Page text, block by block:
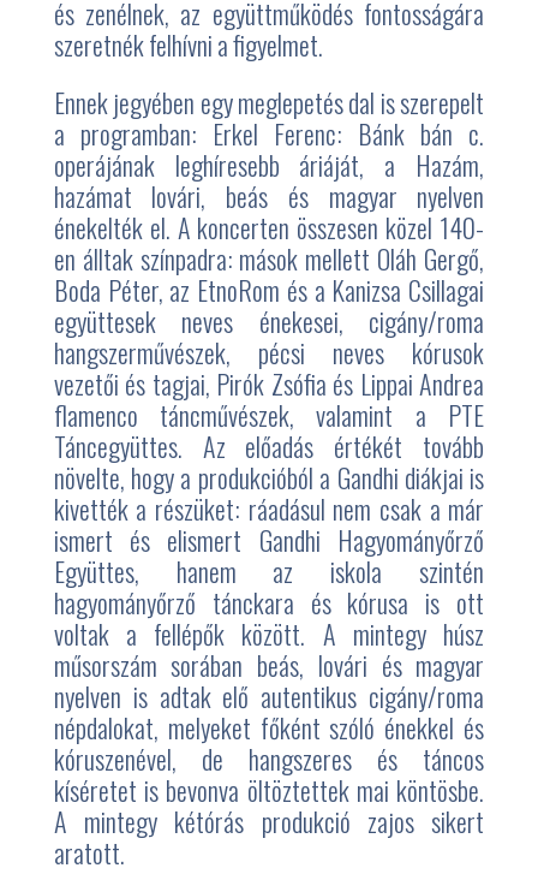
és zenélnek, az együttműködés fontosságára
szeretnék felhívni a figyelmet.
Ennek jegyében egy meglepetés dal is szerepelt
a programban: Erkel Ferenc: Bánk bán c.
operájának leghíresebb áriáját, a Hazám,
hazámat lovári, beás és magyar nyelven
énekelték el. A koncerten összesen közel 140-
en álltak színpadra: mások mellett Oláh Gergő,
Boda Péter, az EtnoRom és a Kanizsa Csillagai
együttesek neves énekesei, cigány/roma
hangszerművészek, pécsi neves kórusok
vezetői és tagjai, Pirók Zsófia és Lippai Andrea
flamenco táncművészek, valamint a PTE
Táncegyüttes. Az előadás értékét tovább
növelte, hogy a produkcióból a Gandhi diákjai is
kivették a részüket: ráadásul nem csak a már
ismert és elismert Gandhi Hagyományőrző
Együttes, hanem az iskola szintén
hagyományőrző tánckara és kórusa is ott
voltak a fellépők között. A mintegy húsz
műsorszám sorában beás, lovári és magyar
nyelven is adtak elő autentikus cigány/roma
népdalokat, melyeket főként szóló énekkel és
kóruszenével, de hangszeres és táncos
kíséretet is bevonva öltöztettek mai köntösbe.
A mintegy kétórás produkció zajos sikert
aratott.